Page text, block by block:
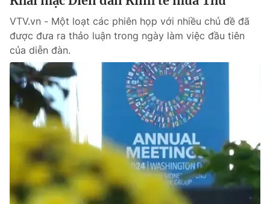
Liên hệ tòa soạn English
THỜI BÁO VTV
Theo dõi báo trên
Cơ quan chủ quản: Đài Truyền hình Việt Nam
VTV.vn - Một loạt các phiên họp với nhiều chủ đề đã
được đưa ra thảo luận trong ngày làm việc đầu tiên
của diễn đàn.